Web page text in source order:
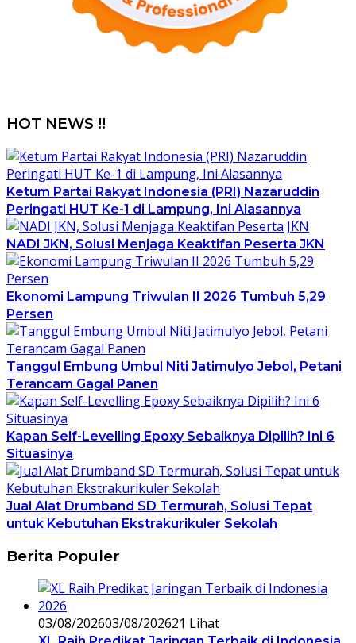
HOT NEWS !!
Ketum Partai Rakyat Indonesia (PRI) Nazaruddin
Peringati HUT Ke-1 di Lampung, Ini Alasannya
NADI JKN, Solusi Menjaga Keaktifan Peserta JKN
Ekonomi Lampung Triwulan II 2026 Tumbuh 5,29
Persen
Tanggul Embung Umbul Niti Jatimulyo Jebol, Petani
Terancam Gagal Panen
Kapan Self-Levelling Epoxy Sebaiknya Dipilih? Ini 6
Situasinya
Jual Alat Drumband SD Termurah, Solusi Tepat
untuk Kebutuhan Ekstrakurikuler Sekolah
Berita Populer
03/08/202603/08/202621 Lihat